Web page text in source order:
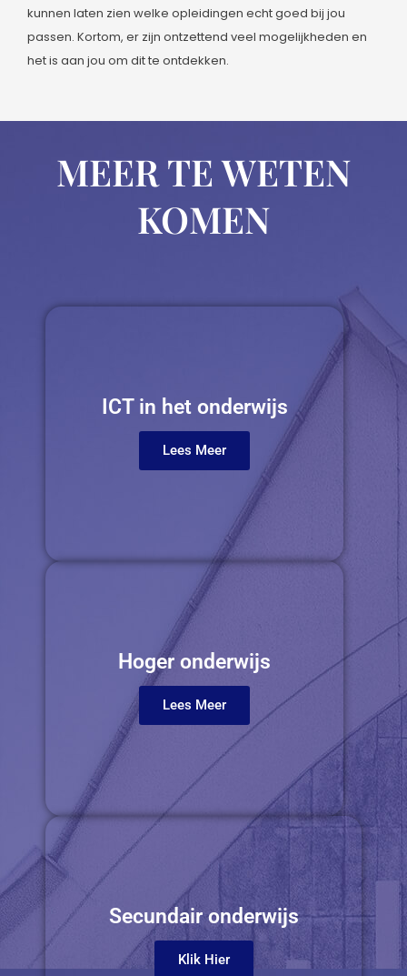
kunnen laten zien welke opleidingen echt goed bij jou
passen. Kortom, er zijn ontzettend veel mogelijkheden en
het is aan jou om dit te ontdekken.
MEER TE WETEN
KOMEN
ICT in het onderwijs
Lees Meer
Hoger onderwijs
Lees Meer
Secundair onderwijs
Klik Hier